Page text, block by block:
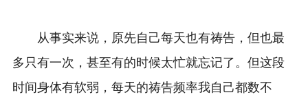
从事实来说，原先自己每天也有祷告，但也最
多只有一次，甚至有的时候太忙就忘记了。但这段
时间身体有软弱，每天的祷告频率我自己都数不